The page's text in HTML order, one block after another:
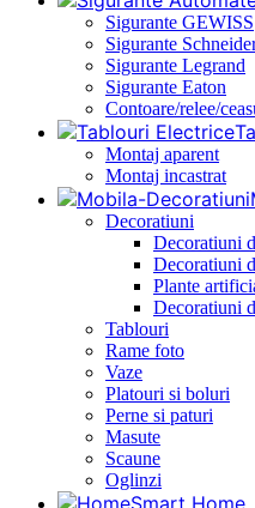
Sigurante GEWISS
Sigurante
Sigurante Legrand
Sigurante Eaton
Contoare/relee/
Montaj aparent
Montaj incastrat
Decoratiuni
Decoratiuni
Decoratiuni
Plante
Decoratiuni
Tablouri
Rame foto
Vaze
Platouri si boluri
Perne si paturi
Masute
Scaune
Oglinzi